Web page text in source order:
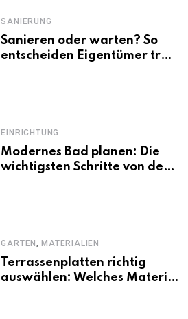
SANIERUNG
Sanieren oder warten? So
entscheiden Eigentümer trotz
EINRICHTUNG
Modernes Bad planen: Die
wichtigsten Schritte von der
GARTEN,MATERIALIEN
Terrassenplatten richtig
auswählen: Welches Material